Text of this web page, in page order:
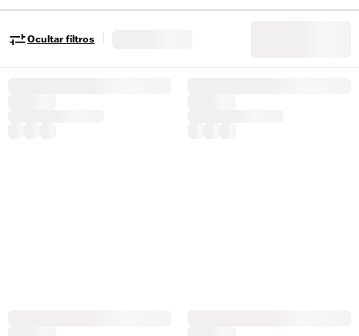
Ocultar filtros